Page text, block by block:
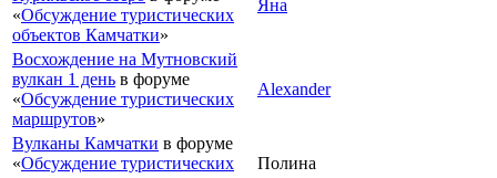
«Обсуждение туристических
объектов Камчатки»
Яна
Восхождение на Мутновский
вулкан 1 день в форуме
«Обсуждение туристических
маршрутов»
Alexander
Вулканы Камчатки в форуме
«Обсуждение туристических
Полина